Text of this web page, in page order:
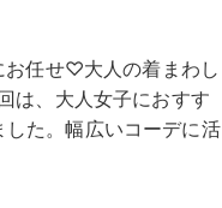
お任せ♡大人の着まわし
は、大人女子におすす
た。幅広いコーデに活